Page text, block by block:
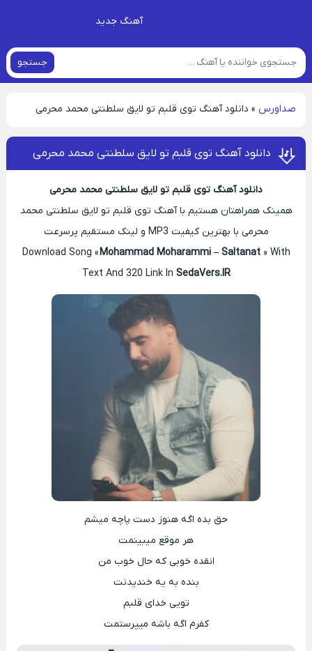
آهنگ جدید
جستجو
صداورس » دانلود آهنگ توی قلبم تو لایق سلطنتی محمد محرمی
دانلود آهنگ توی قلبم تو لایق سلطنتی محمد محرمی
دانلود آهنگ توی قلبم تو لایق سلطنتی محمد محرمی
همینک همراهتان هستیم با آهنگ توی قلبم تو لایق سلطنتی محمد
محرمی با بهترین کیفیت MP3 و لینک مستقیم پرسرعت
Download Song «Mohammad Moharammi – Saltanat» With
Text And 320 Link In SedaVers.IR
حق بده اگه هنوز دست پاچه میشم
هر موقع میبینمت
انقده خوبی که حال خوب من
بنده به یه خندیدنت
تویی خدای قلبم
کفرم اگه باشه میپرستمت